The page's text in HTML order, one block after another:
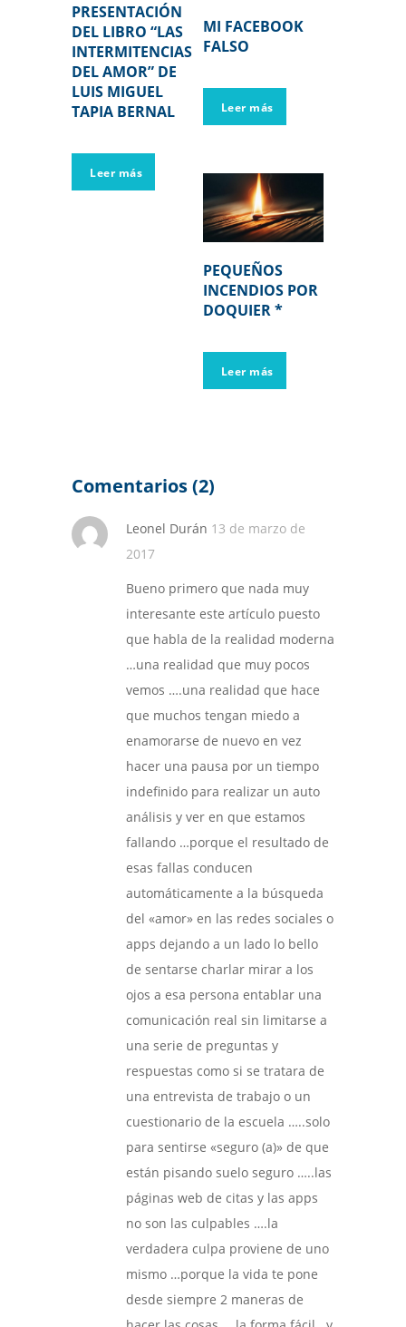
PRESENTACIÓN
DEL LIBRO “LAS
INTERMITENCIAS
DEL AMOR” DE
LUIS MIGUEL
TAPIA BERNAL
Leer más
MI FACEBOOK
FALSO
Leer más
PEQUEÑOS
INCENDIOS POR
DOQUIER *
Leer más
Comentarios (2)
Leonel Durán 13 de marzo de
2017
Bueno primero que nada muy
interesante este artículo puesto
que habla de la realidad moderna
…una realidad que muy pocos
vemos ….una realidad que hace
que muchos tengan miedo a
enamorarse de nuevo en vez
hacer una pausa por un tiempo
indefinido para realizar un auto
análisis y ver en que estamos
fallando …porque el resultado de
esas fallas conducen
automáticamente a la búsqueda
del «amor» en las redes sociales o
apps dejando a un lado lo bello
de sentarse charlar mirar a los
ojos a esa persona entablar una
comunicación real sin limitarse a
una serie de preguntas y
respuestas como si se tratara de
una entrevista de trabajo o un
cuestionario de la escuela …..solo
para sentirse «seguro (a)» de que
están pisando suelo seguro …..las
páginas web de citas y las apps
no son las culpables ….la
verdadera culpa proviene de uno
mismo …porque la vida te pone
desde siempre 2 maneras de